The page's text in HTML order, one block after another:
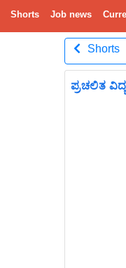
Shorts Job news
Shorts
ಪ್ರಚಲಿತ